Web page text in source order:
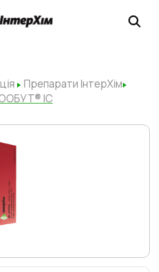
Препарати ІнтерХім
ІС